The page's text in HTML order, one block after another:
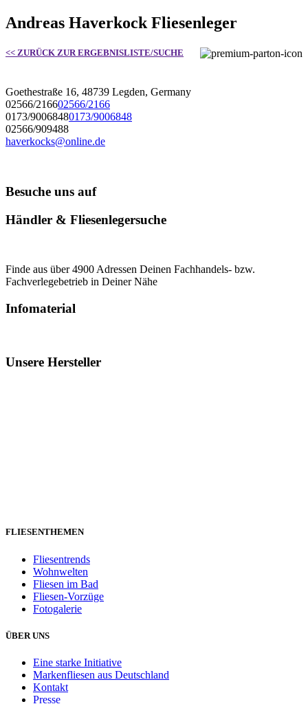
Andreas Haverkock Fliesenleger
<< ZURÜCK ZUR ERGEBNISLISTE/SUCHE
Goethestraße 16, 48739 Legden, Germany
02566/216602566/2166
0173/90068480173/9006848
02566/909488
haverkocks@online.de
Besuche uns auf
Händler & Fliesenlegersuche
Finde aus über 4900 Adressen Deinen Fachhandels- bzw.
Fachverlegebetrieb in Deiner Nähe
Infomaterial
Unsere Hersteller
FLIESENTHEMEN
Fliesentrends
Wohnwelten
Fliesen im Bad
Fliesen-Vorzüge
Fotogalerie
ÜBER UNS
Eine starke Initiative
Markenfliesen aus Deutschland
Kontakt
Presse